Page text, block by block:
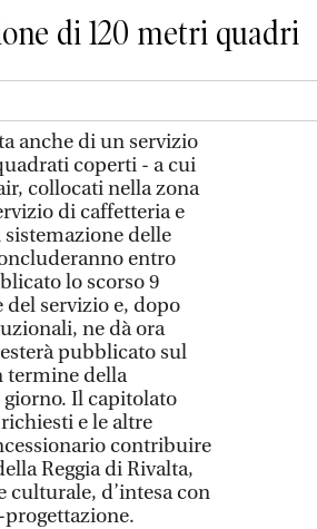
di 120 metri quadri
anche di un servizio
coperti - a cui
collocati nella zona
di caffetteria e
delle
entro
lo scorso 9
del servizio e, dopo
ne dà ora
pubblicato sul
termine della
giorno. Il capitolato
e le altre
contribuire
Reggia di Rivalta,
d’intesa con